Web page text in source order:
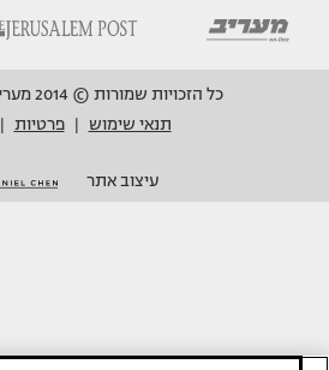
כל הזכויות שמורות © 2014 מעריב און ליין בע"מ.
תנאי שימוש
פרטיות
עיצוב אתר